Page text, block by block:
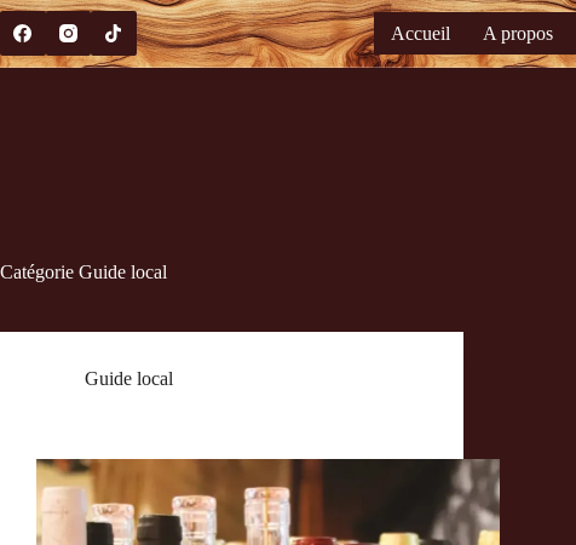
Accueil A propos
Catégorie Guide local
Guide local